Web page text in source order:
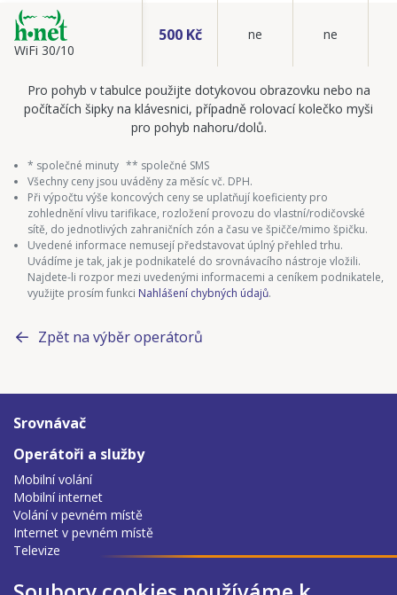
WiFi 30/10
500 Kč ne ne
Pro pohyb v tabulce použijte dotykovou obrazovku nebo na
počítačích šipky na klávesnici, případně rolovací kolečko myši
pro pohyb nahoru/dolů.
* společné minuty ** společné SMS
Všechny ceny jsou uváděny za měsíc vč. DPH.
Při výpočtu výše koncových ceny se uplatňují koeficienty pro
zohlednění vlivu tarifikace, rozložení provozu do vlastní/rodičovské
sítě, do jednotlivých zahraničních zón a času ve špičče/mimo špičku.
Uvedené informace nemusejí představovat úplný přehled trhu.
Uvádíme je tak, jak je podnikatelé do srovnávacího nástroje vložili.
Najdete-li rozpor mezi uvedenými informacemi a ceníkem podnikatele,
využijte prosím funkci Nahlášení chybných údajů.
Zpět na výběr operátorů
Srovnávač
Operátoři a služby
Mobilní volání
Mobilní internet
Volání v pevném místě
Internet v pevném místě
Televize
O nás